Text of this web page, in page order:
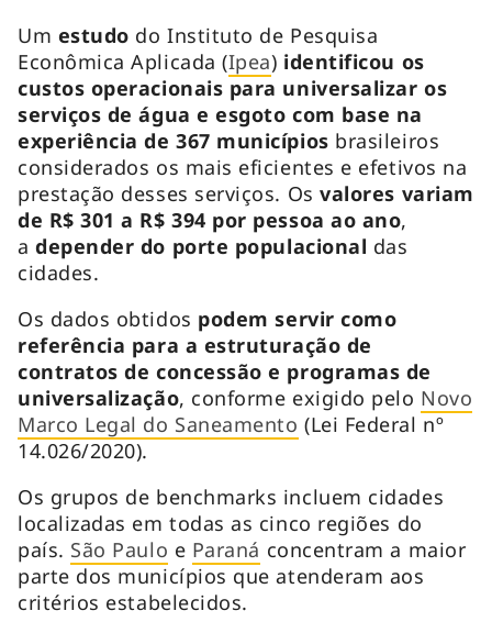
Um estudo do Instituto de Pesquisa
Econômica Aplicada (Ipea) identificou os
custos operacionais para universalizar os
serviços de água e esgoto com base na
experiência de 367 municípios brasileiros
considerados os mais eficientes e efetivos na
prestação desses serviços. Osvalores variam
de R$ 301 a R$ 394 por pessoa ao ano,
adepender do porte populacional das
cidades.
Os dados obtidos podem servir como
referência para a estruturação de
contratos de concessão e programas de
universalização, conforme exigido pelo Novo
Marco Legal do Saneamento (Lei Federal nº
14.026/2020).
Os grupos de benchmarks incluem cidades
localizadas em todas as cinco regiões do
país. São Paulo e Paraná concentram a maior
parte dos municípios que atenderam aos
critérios estabelecidos.